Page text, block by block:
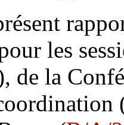
les
de la